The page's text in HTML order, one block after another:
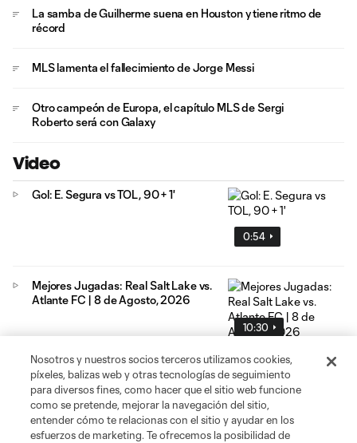
La samba de Guilherme suena en Houston y tiene ritmo de
récord
MLS lamenta el fallecimiento de Jorge Messi
Otro campeón de Europa, el capítulo MLS de Sergi
Roberto será con Galaxy
Video
0:54
Gol: E. Segura vs TOL, 90 + 1'
10:30
Mejores Jugadas: Real Salt Lake vs.
Atlante FC | 8 de Agosto, 2026
0:30
Gol: P. Ruiz vs. AFC, 90'
Nosotros y nuestros socios terceros utilizamos cookies,
píxeles, balizas web y otras tecnologías de seguimiento
para diversos fines, como hacer que el sitio web funcione
como se pretende, mejorar la navegación del sitio,
entender cómo te relacionas con el sitio y ayudar en los
esfuerzos de marketing. Te ofrecemos la posibilidad de